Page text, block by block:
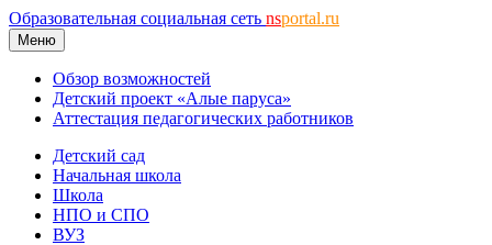
Образовательная социальная сеть nsportal.ru
Меню
Обзор возможностей
Детский проект «Алые паруса»
Аттестация педагогических работников
Детский сад
Начальная школа
Школа
НПО и СПО
ВУЗ